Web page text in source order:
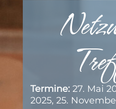
Termine:27. Mai
2025, 25.